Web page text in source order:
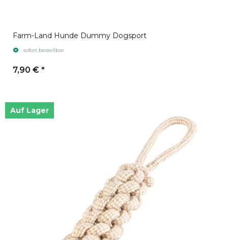
Farm-Land Hunde Dummy Dogsport
sofort bestellbar
7,90 € *
Auf Lager